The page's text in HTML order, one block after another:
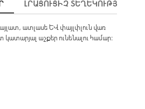
ԼՐԱՑՈՒՑԻՉ
ատլասե և փայլփլուն վառ
աչքեր ունենալու համար։